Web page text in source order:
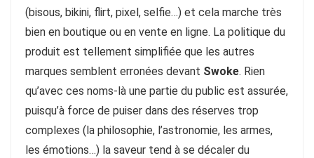
(bisous, bikini, flirt, pixel, selfie…) et cela marche très
bien en boutique ou en vente en ligne. La politique du
produit est tellement simplifiée que les autres
marques semblent erronées devant Swoke. Rien
qu’avec ces noms-là une partie du public est assurée,
puisqu’à force de puiser dans des réserves trop
complexes (la philosophie, l’astronomie, les armes,
les émotions…) la saveur tend à se décaler du